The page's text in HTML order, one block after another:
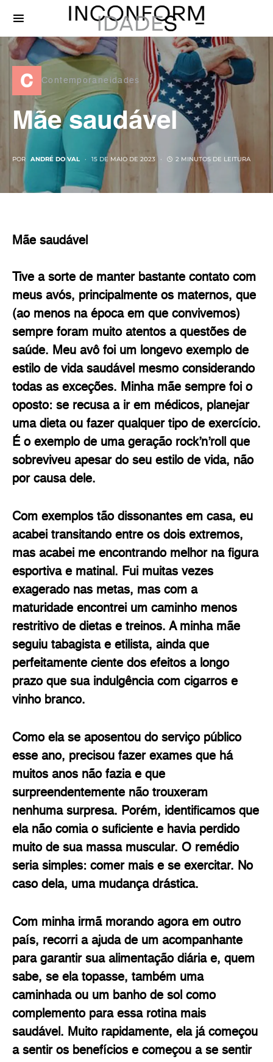
c Contemporaneidades
Mãe saudável
POR ANDRÉ DO VAL 15 DE MAIO DE 2023 2 MINUTOS DE LEITURA
Mãe saudável
Tive a sorte de manter bastante contato com
meus avós, principalmente os maternos, que
(ao menos na época em que convivemos)
sempre foram muito atentos a questões de
saúde. Meu avô foi um longevo exemplo de
estilo de vida saudável mesmo considerando
todas as exceções. Minha mãe sempre foi o
oposto: se recusa a ir em médicos, planejar
uma dieta ou fazer qualquer tipo de exercício.
É o exemplo de uma geração rock’n’roll que
sobreviveu apesar do seu estilo de vida, não
por causa dele.
Com exemplos tão dissonantes em casa, eu
acabei transitando entre os dois extremos,
mas acabei me encontrando melhor na figura
esportiva e matinal. Fui muitas vezes
exagerado nas metas, mas com a
maturidade encontrei um caminho menos
restritivo de dietas e treinos. A minha mãe
seguiu tabagista e etilista, ainda que
perfeitamente ciente dos efeitos a longo
prazo que sua indulgência com cigarros e
vinho branco.
Como ela se aposentou do serviço público
esse ano, precisou fazer exames que há
muitos anos não fazia e que
surpreendentemente não trouxeram
nenhuma surpresa. Porém, identificamos que
ela não comia o suficiente e havia perdido
muito de sua massa muscular. O remédio
seria simples: comer mais e se exercitar. No
caso dela, uma mudança drástica.
Com minha irmã morando agora em outro
país, recorri a ajuda de um acompanhante
para garantir sua alimentação diária e, quem
sabe, se ela topasse, também uma
caminhada ou um banho de sol como
complemento para essa rotina mais
saudável. Muito rapidamente, ela já começou
a sentir os benefícios e começou a se sentir